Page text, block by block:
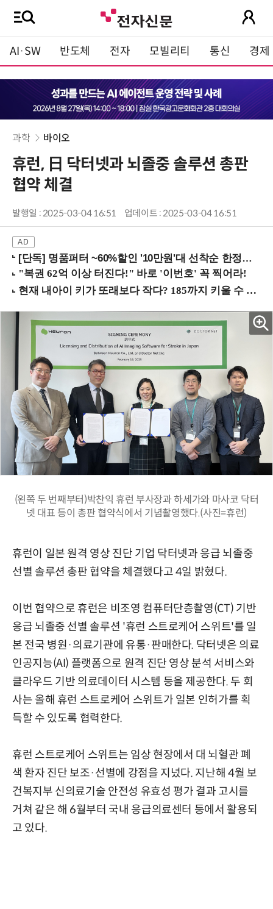
AI·SW 반도체 전자 모빌리티 통신 경제
과학 바이오
휴런, 日 닥터넷과 뇌졸중 솔루션 총판
협약 체결
발행일 : 2025-03-04 16:51 업데이트 : 2025-03-04 16:51
[단독] 명품퍼터 ~60%할인 '10만원'대 선착순 한정판매!
(왼쪽 두 번째부터)박찬익 휴런 부사장과 하세가와 마사코 닥터
넷 대표 등이 총판 협약식에서 기념촬영했다.(사진=휴런)
휴런이 일본 원격 영상 진단 기업 닥터넷과 응급 뇌졸중
선별 솔루션 총판 협약을 체결했다고 4일 밝혔다.
이번 협약으로 휴런은 비조영 컴퓨터단층촬영(CT) 기반
응급 뇌졸중 선별 솔루션 '휴런 스트로케어 스위트'를 일
본 전국 병원·의료기관에 유통·판매한다. 닥터넷은 의료
인공지능(AI) 플랫폼으로 원격 진단 영상 분석 서비스와
클라우드 기반 의료데이터 시스템 등을 제공한다. 두 회
사는 올해 휴런 스트로케어 스위트가 일본 인허가를 획
득할 수 있도록 협력한다.
휴런 스트로케어 스위트는 임상 현장에서 대 뇌혈관 폐
색 환자 진단 보조·선별에 강점을 지녔다. 지난해 4월 보
건복지부 신의료기술 안전성 유효성 평가 결과 고시를
거쳐 같은 해 6월부터 국내 응급의료센터 등에서 활용되
고 있다.